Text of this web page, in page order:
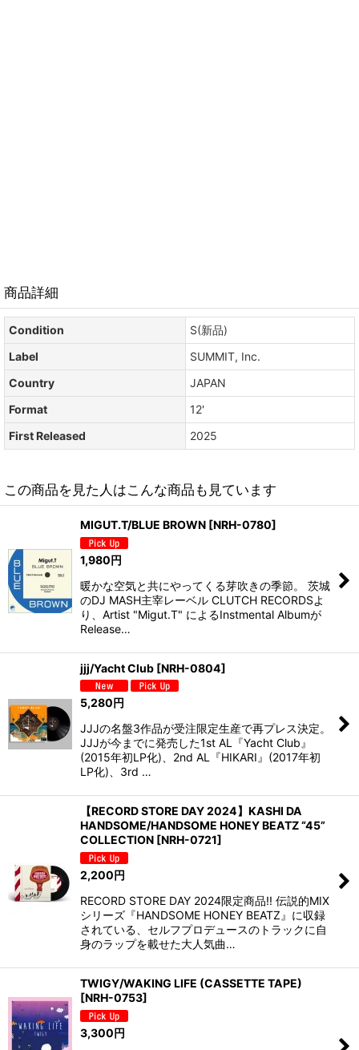
商品詳細
Condition
S(新品)
Label
SUMMIT, Inc.
Country
JAPAN
Format
12'
First Released
2025
この商品を見た人はこんな商品も見ています
MIGUT.T/BLUE BROWN [NRH-0780]
1,980円
暖かな空気と共にやってくる芽吹きの季節。 茨城
のDJ MASH主宰レーベル CLUTCH RECORDSよ
り、Artist "Migut.T" によるInstmental Albumが
Release…
jjj/Yacht Club [NRH-0804]
5,280円
JJJの名盤3作品が受注限定生産で再プレス決定。
JJJが今までに発売した1st AL『Yacht Club』
(2015年初LP化)、2nd AL『HIKARI』(2017年初
LP化)、3rd …
【RECORD STORE DAY 2024】KASHI DA
HANDSOME/HANDSOME HONEY BEATZ “45”
COLLECTION [NRH-0721]
2,200円
RECORD STORE DAY 2024限定商品!! 伝説的MIX
シリーズ『HANDSOME HONEY BEATZ』に収録
されている、セルフプロデュースのトラックに自
身のラップを載せた大人気曲…
TWIGY/WAKING LIFE (CASSETTE TAPE)
[NRH-0753]
3,300円